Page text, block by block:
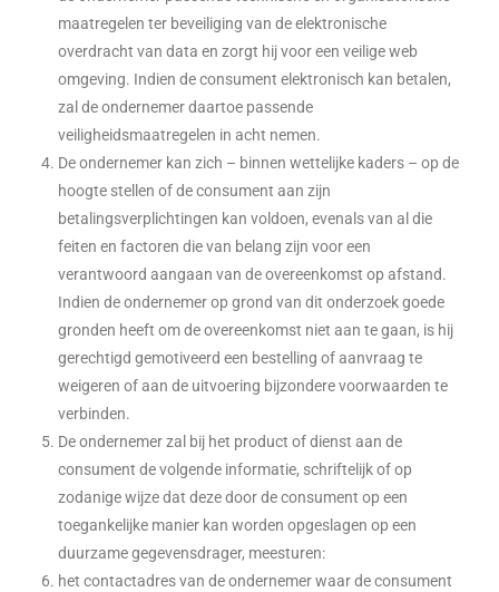
maatregelen ter beveiliging van de elektronische
overdracht van data en zorgt hij voor een veilige web
omgeving. Indien de consument elektronisch kan betalen,
zal de ondernemer daartoe passende
veiligheidsmaatregelen in acht nemen.
De ondernemer kan zich – binnen wettelijke kaders – op de
hoogte stellen of de consument aan zijn
betalingsverplichtingen kan voldoen, evenals van al die
feiten en factoren die van belang zijn voor een
verantwoord aangaan van de overeenkomst op afstand.
Indien de ondernemer op grond van dit onderzoek goede
gronden heeft om de overeenkomst niet aan te gaan, is hij
gerechtigd gemotiveerd een bestelling of aanvraag te
weigeren of aan de uitvoering bijzondere voorwaarden te
verbinden.
De ondernemer zal bij het product of dienst aan de
consument de volgende informatie, schriftelijk of op
zodanige wijze dat deze door de consument op een
toegankelijke manier kan worden opgeslagen op een
duurzame gegevensdrager, meesturen:
het contactadres van de ondernemer waar de consument